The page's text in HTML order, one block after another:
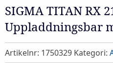
SIGMA TITAN RX
Uppladdningsbar
Artikelnr: 1750329 Kategori: